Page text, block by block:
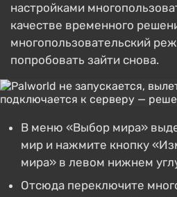
настройками
качестве временного
многопользовательский
попробовать зайти снова.
В меню «Выбор мира»
мир и нажмите кнопку
мира» в левом нижнем
Отсюда переключите